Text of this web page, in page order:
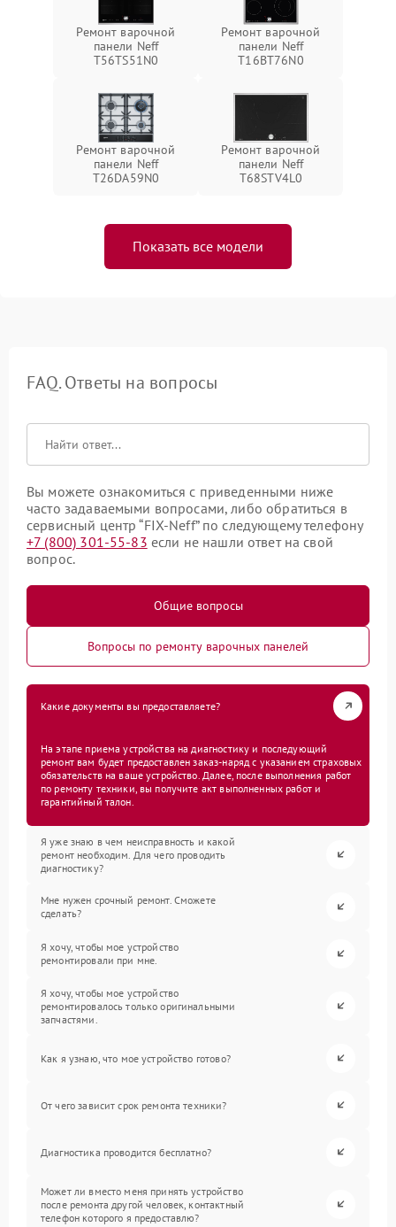
Ремонт варочной
панели Neff
T56TS51N0
Ремонт варочной
панели Neff
T16BT76N0
Ремонт варочной
панели Neff
T26DA59N0
Ремонт варочной
панели Neff
T68STV4L0
Показать все модели
FAQ. Ответы на вопросы
Вы можете ознакомиться с приведенными ниже
часто задаваемыми вопросами, либо обратиться в
сервисный центр “FIX-Neff” по следующему телефону
+7 (800) 301-55-83 если не нашли ответ на свой
вопрос.
Общие вопросы
Вопросы по ремонту варочных панелей
Какие документы вы предоставляете?
На этапе приема устройства на диагностику и последующий
ремонт вам будет предоставлен заказ-наряд с указанием страховых
обязательств на ваше устройство. Далее, после выполнения работ
по ремонту техники, вы получите акт выполненных работ и
гарантийный талон.
Я уже знаю в чем неисправность и какой
ремонт необходим. Для чего проводить
диагностику?
Мне нужен срочный ремонт. Сможете
сделать?
Я хочу, чтобы мое устройство
ремонтировали при мне.
Я хочу, чтобы мое устройство
ремонтировалось только оригинальными
запчастями.
Как я узнаю, что мое устройство готово?
От чего зависит срок ремонта техники?
Диагностика проводится бесплатно?
Может ли вместо меня принять устройство
после ремонта другой человек, контактный
телефон которого я предоставлю?